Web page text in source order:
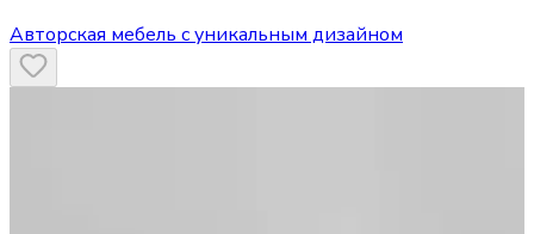
Авторская мебель с уникальным дизайном